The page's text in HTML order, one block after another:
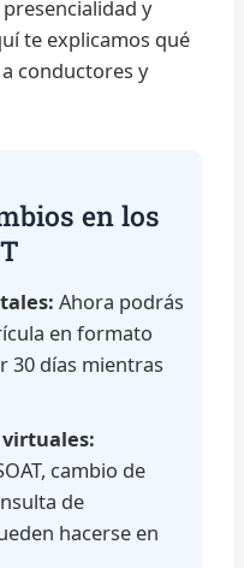
y
te explicamos qué
conductores y
en los
Ahora podrás
en formato
30 días mientras
virtuales:
cambio de
de
hacerse en